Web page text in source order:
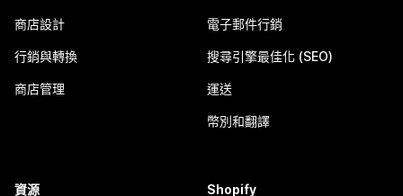
商店設計
行銷與轉換
商店管理
電子郵件行銷
搜尋引擎最佳化 (SEO)
運送
幣別和翻譯
資源 Shopify